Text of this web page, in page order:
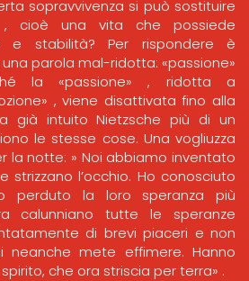
sopravvivenza si può sostituire
, cioè una vita che possiede
e stabilità? Per rispondere è
parola mal-ridotta: «passione»
la «passione» , ridotta a
, viene disattivata fino alla
già intuito Nietzsche più di un
le stesse cose. Una vogliuzza
la notte: » Noi abbiamo inventato
strizzano l’occhio. Ho conosciuto
perduto la loro speranza più
calunniano tutte le speranze
di brevi piaceri e non
neanche mete effimere. Hanno
che ora striscia per terra» .